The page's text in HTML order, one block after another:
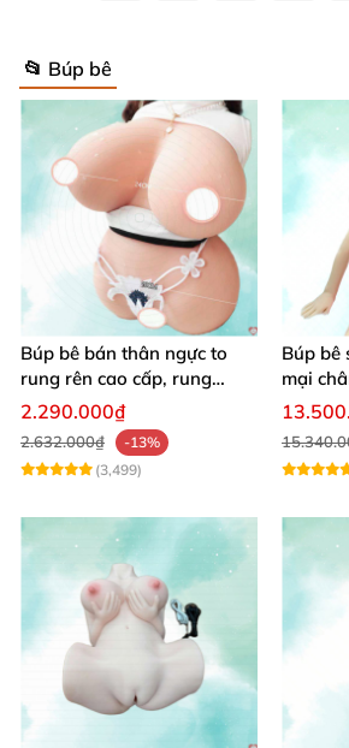
📂 Búp bê
Búp bê bán thân ngực to
rung rên cao cấp, rung
mạnh kích thích
2.290.000₫
2.632.000₫
-13%
(3,499)
Búp bê
mại
người